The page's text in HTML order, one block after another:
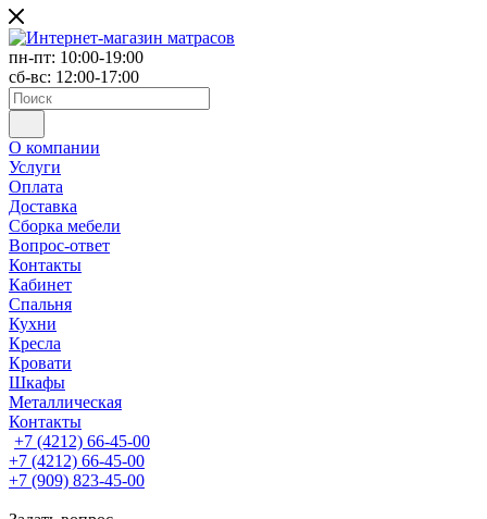
пн-пт: 10:00-19:00
сб-вс: 12:00-17:00
О компании
Услуги
Оплата
Доставка
Сборка мебели
Вопрос-ответ
Контакты
Кабинет
Спальня
Кухни
Кресла
Кровати
Шкафы
Металлическая
Контакты
+7 (4212) 66-45-00
+7 (4212) 66-45-00
+7 (909) 823-45-00